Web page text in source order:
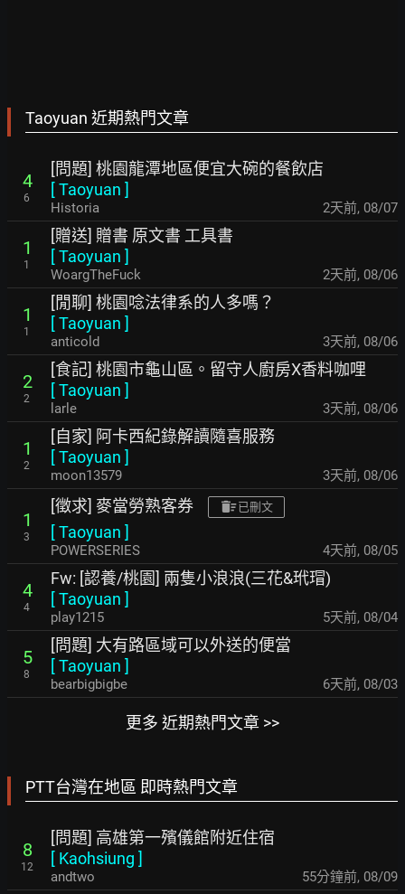
Taoyuan 近期熱門文章
4
6
[問題] 桃園龍潭地區便宜大碗的餐飲店
[Taoyuan ]
Historia 2天前, 08/07
1
1
[贈送] 贈書 原文書 工具書
[Taoyuan ]
WoargTheFuck 2天前, 08/06
1
1
[閒聊] 桃園唸法律系的人多嗎？
[Taoyuan ]
anticold 3天前, 08/06
2
2
[食記] 桃園市龜山區。留守人廚房X香料咖哩
[Taoyuan ]
larle 3天前, 08/06
1
2
[自家] 阿卡西紀錄解讀隨喜服務
[Taoyuan ]
moon13579 3天前, 08/06
1
3
[徵求] 麥當勞熟客券 已刪文
[Taoyuan ]
POWERSERIES 4天前, 08/05
4
4
Fw: [認養/桃園] 兩隻小浪浪(三花&玳瑁)
[Taoyuan ]
play1215 5天前, 08/04
5
8
[問題] 大有路區域可以外送的便當
[Taoyuan ]
bearbigbigbe 6天前, 08/03
更多 近期熱門文章 >>
PTT台灣在地區 即時熱門文章
8
12
[問題] 高雄第一殯儀館附近住宿
[ Kaohsiung ]
andtwo 56分鐘前, 08/09